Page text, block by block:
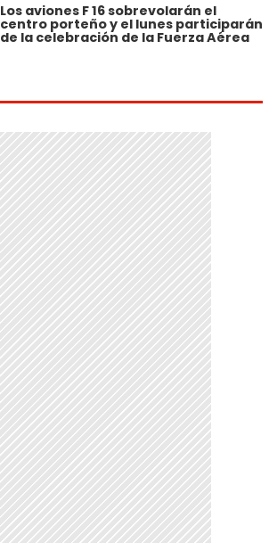
Los aviones F 16 sobrevolarán el
centro porteño y el lunes participarán
de la celebración de la Fuerza Aérea